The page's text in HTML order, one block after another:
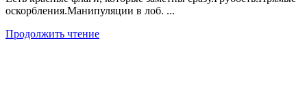
оскорбления.Манипуляции в лоб. ...
Продолжить чтение